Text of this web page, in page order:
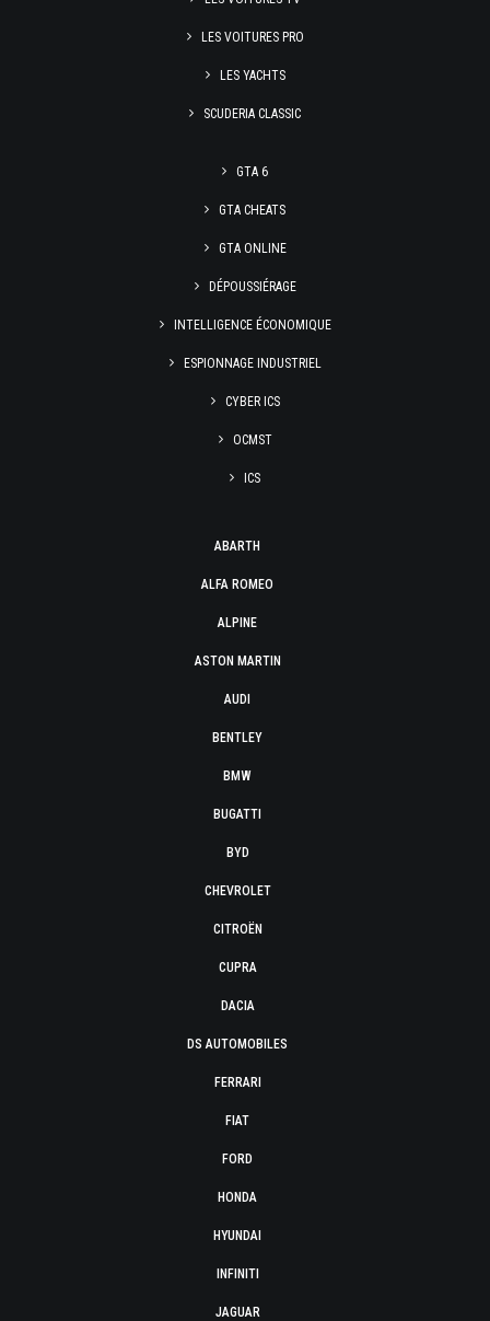
LES VOITURES PRO
LES YACHTS
SCUDERIA CLASSIC
GTA 6
GTA CHEATS
GTA ONLINE
DÉPOUSSIÉRAGE
INTELLIGENCE ÉCONOMIQUE
ESPIONNAGE INDUSTRIEL
CYBER ICS
OCMST
ICS
ABARTH
ALFA ROMEO
ALPINE
ASTON MARTIN
AUDI
BENTLEY
BMW
BUGATTI
BYD
CHEVROLET
CITROËN
CUPRA
DACIA
DS AUTOMOBILES
FERRARI
FIAT
FORD
HONDA
HYUNDAI
INFINITI
JAGUAR